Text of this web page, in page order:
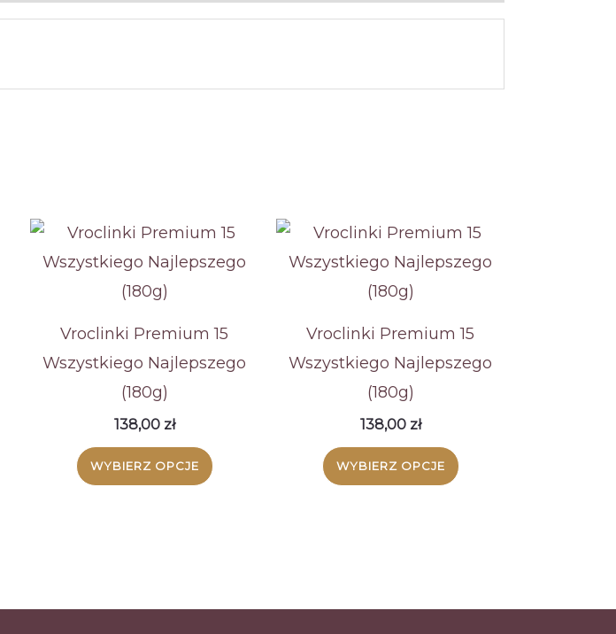
Vroclinki Premium 15
Wszystkiego Najlepszego
(180g)
138,00 zł
WYBIERZ OPCJE
Vroclinki Premium 15
Wszystkiego Najlepszego
(180g)
138,00 zł
WYBIERZ OPCJE